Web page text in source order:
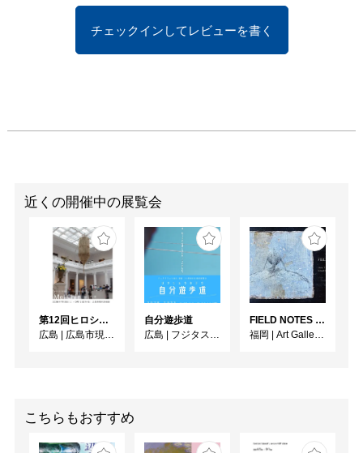
チェックインしてレビューを書く
近くの開催中の展覧会
第12回ヒロシマ賞受賞記念 メル・チン展
広島
広島市現代美術館
自分遊歩道
広島
フジタスクエアまるくる大野
FIELD NOTES - 研究録 -
福岡
Art Gallery OWL
こちらもおすすめ